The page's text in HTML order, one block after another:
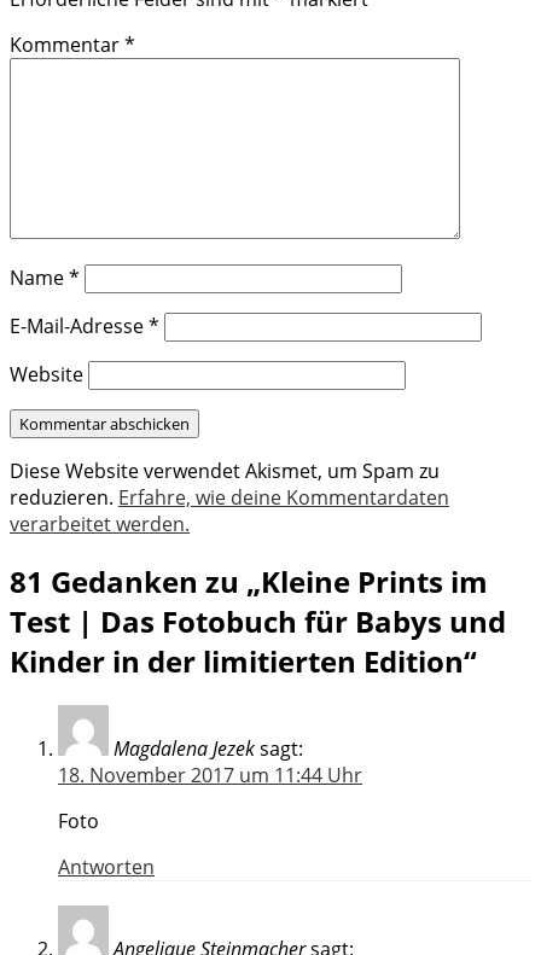
Kommentar*
Name*
E-Mail-Adresse*
Website
Diese Website verwendet Akismet, um Spam zu
reduzieren. Erfahre, wie deine Kommentardaten
verarbeitet werden.
81 Gedanken zu „Kleine Prints im
Test | Das Fotobuch für Babys und
Kinder in der limitierten Edition“
Magdalena Jezeksagt:
18. November 2017 um 11:44 Uhr
Foto
Antworten
Angelique Steinmachersagt: